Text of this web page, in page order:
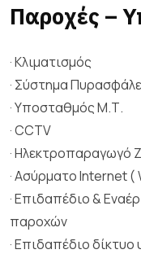
Παροχές –
· Κλιματισμός
· Σύστημα
· Υποσταθμός Μ.Τ.
· CCTV
· Ηλεκτροπαραγωγό
· Aσύρματο Internet (
· Επιδαπέδιο &
παροχών
· Επιδαπέδιο